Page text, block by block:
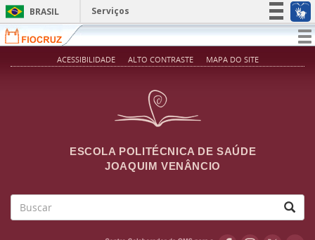
Pular para o conteúdo principal
BRASIL
Serviços
Simplifique!
Participe
ACESSIBILIDADE ALTO CONTRASTE MAPA DO SITE
ESCOLA POLITÉCNICA DE SAÚDE
JOAQUIM VENÂNCIO